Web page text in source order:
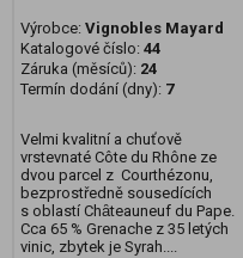
Výrobce: Vignobles Mayard
Katalogové číslo: 44
Záruka (měsíců): 24
Termín dodání (dny): 7
Velmi kvalitní a chuťově
vrstevnaté Côte du Rhône ze
dvou parcel z Courthézonu,
bezprostředně sousedících
s oblastí Chȃteauneuf du Pape.
Cca 65 % Grenache z 35 letých
vinic, zbytek je Syrah....